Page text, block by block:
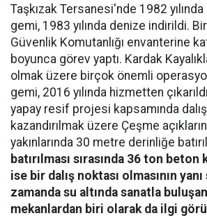
Taşkızak Tersanesi'nde 1982
gemi, 1983 yılında denize indirildi. Bir
Güvenlik Komutanlığı envanterine
boyunca görev yaptı. Kardak
olmak üzere birçok önemli
gemi, 2016 yılında hizmetten
yapay resif projesi kapsamında
kazandırılmak üzere Çeşme
yakınlarında 30 metre derinliğe
batırılması sırasında 36 ton beton
ise bir dalış noktası olmasının yanı
zamanda su altında sanatla
mekanlardan biri olarak da ilgi